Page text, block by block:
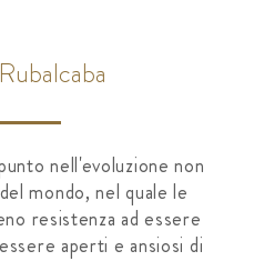
nell'evoluzione non
mondo, nel quale le
resistenza ad essere
aperti e ansiosi di